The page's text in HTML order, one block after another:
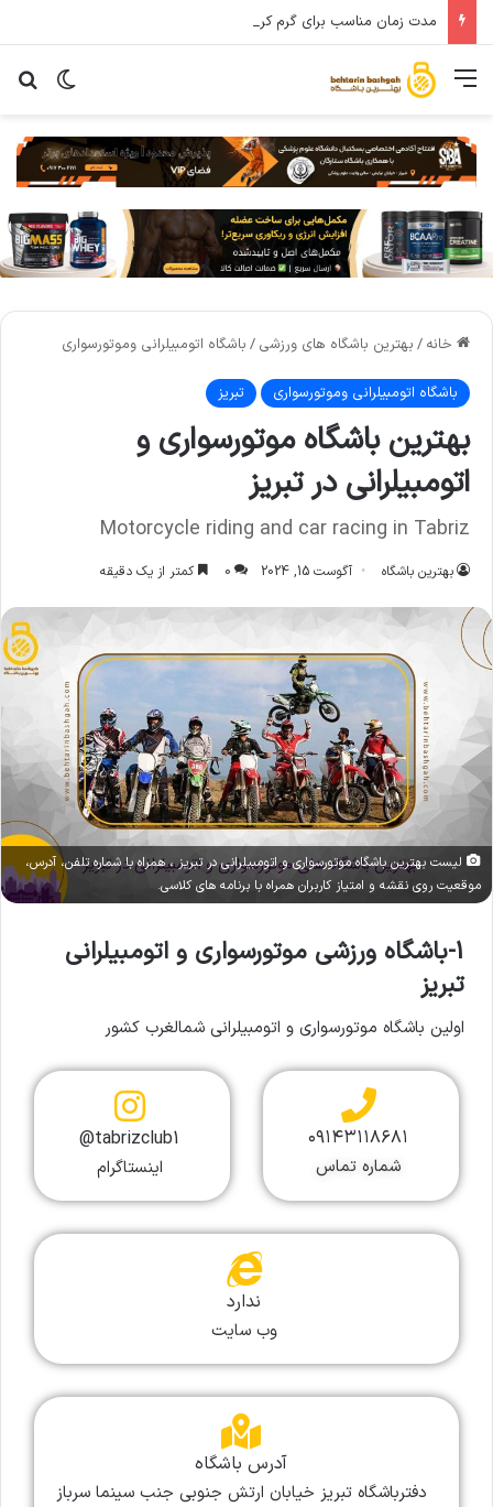
مدت زمان مناسب برای گرم کردن بدن پیش از تمرین چقدر هست؟
خانه / بهترین باشگاه های ورزشی / باشگاه اتومبیلرانی وموتورسواری
باشگاه اتومبیلرانی وموتورسواری تبریز
بهترین باشگاه موتورسواری و
اتومبیلرانی در تبریز
Motorcycle riding and car racing in Tabriz
بهترین باشگاه آگوست 15, 2024 0 کمتر از یک دقیقه
لیست بهترین باشگاه موتورسواری و اتومبیلرانی در تبریز ، همراه با شماره تلفن، آدرس،
موقعیت روی نقشه و امتیاز کاربران همراه با برنامه های کلاسی.
1-باشگاه ورزشی موتورسواری و اتومبیلرانی
تبریز
اولین باشگاه موتورسواری و اتومبیلرانی شمالغرب کشور
۰۹۱۴۳۱۱۸۶۸۱
شماره تماس
tabrizclub1@
اینستاگرام
ندارد
وب سایت
آدرس باشگاه
دفترباشگاه تبریز خیابان ارتش جنوبی جنب سینما سرباز